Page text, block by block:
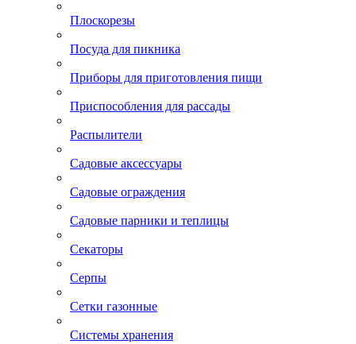
Плоскорезы
Посуда для пикника
Приборы для приготовления пищи
Приспособления для рассады
Распылители
Садовые аксессуары
Садовые ограждения
Садовые парники и теплицы
Секаторы
Серпы
Сетки газонные
Системы хранения